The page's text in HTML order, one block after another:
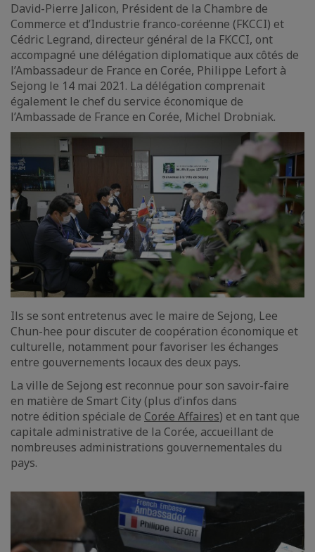
David-Pierre Jalicon, Président de la Chambre de
Commerce et d’Industrie franco-coréenne (FKCCI) et
Cédric Legrand, directeur général de la FKCCI, ont
accompagné une délégation diplomatique aux côtés de
l’Ambassadeur de France en Corée, Philippe Lefort à
Sejong le 14 mai 2021. La délégation comprenait
également le chef du service économique de
l’Ambassade de France en Corée, Michel Drobniak.
Ils se sont entretenus avec le maire de Sejong, Lee
Chun-hee pour discuter de coopération économique et
culturelle, notamment pour favoriser les échanges
entre gouvernements locaux des deux pays.
La ville de Sejong est reconnue pour son savoir-faire
en matière de Smart City (plus d’infos dans
notre édition spéciale de Corée Affaires) et en tant que
capitale administrative de la Corée, accueillant de
nombreuses administrations gouvernementales du
pays.